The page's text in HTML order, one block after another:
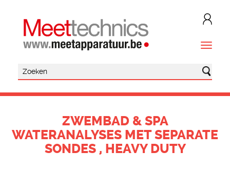
ZWEMBAD & SPA
WATERANALYSES MET SEPARATE
SONDES , HEAVY DUTY